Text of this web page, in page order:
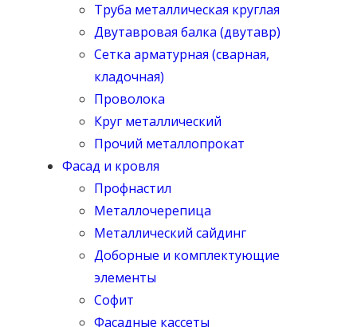
Труба металлическая круглая
Двутавровая балка (двутавр)
Сетка арматурная (сварная,
кладочная)
Проволока
Круг металлический
Прочий металлопрокат
Фасад и кровля
Профнастил
Металлочерепица
Металлический сайдинг
Доборные и комплектующие
элементы
Софит
Фасадные кассеты